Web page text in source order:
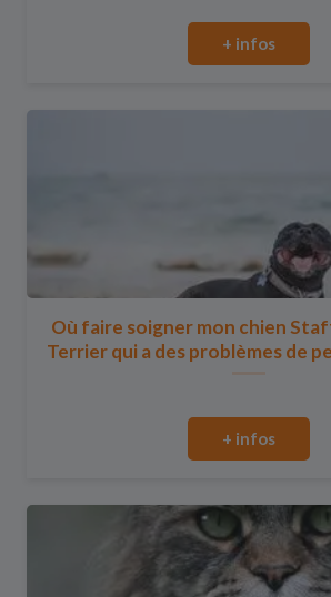
+ infos
Où faire soigner mon chien
Terrier qui a des problèmes de
+ infos